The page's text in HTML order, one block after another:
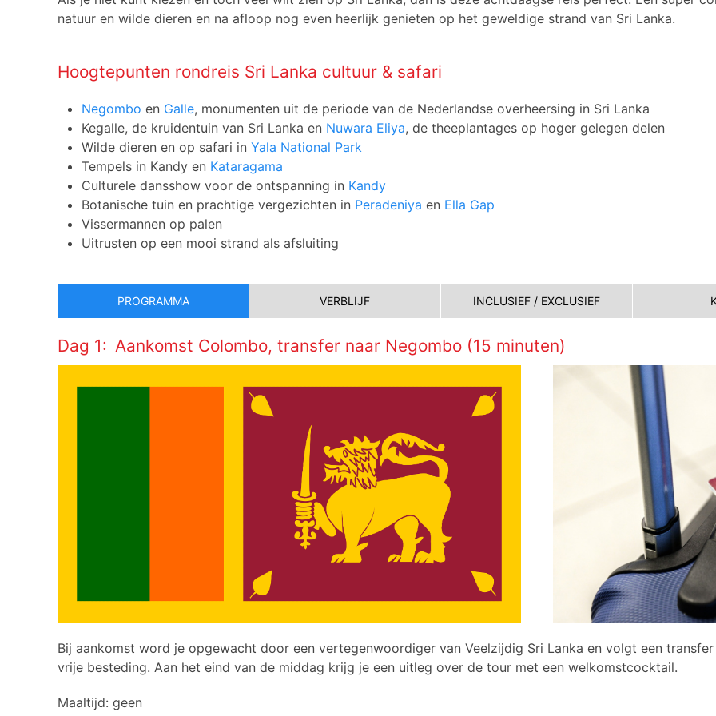
natuur en wilde dieren en na afloop nog even heerlijk genieten op het geweldige strand van Sri Lanka.
Hoogtepunten rondreis Sri Lanka cultuur & safari
Negombo en Galle, monumenten uit de periode van de Nederlandse overheersing in Sri Lanka
Kegalle, de kruidentuin van Sri Lanka en Nuwara Eliya, de theeplantages op hoger gelegen delen
Wilde dieren en op safari in Yala National Park
Tempels in Kandy en Kataragama
Culturele dansshow voor de ontspanning in Kandy
Botanische tuin en prachtige vergezichten in Peradeniya en Ella Gap
Vissermannen op palen
Uitrusten op een mooi strand als afsluiting
PROGRAMMA VERBLIJF INCLUSIEF / EXCLUSIEF
Dag 1: Aankomst Colombo, transfer naar Negombo (15 minuten)
Bij aankomst word je opgewacht door een vertegenwoordiger van Veelzijdig Sri Lanka en volgt een
vrije besteding. Aan het eind van de middag krijg je een uitleg over de tour met een welkomstcocktail.
Maaltijd: geen